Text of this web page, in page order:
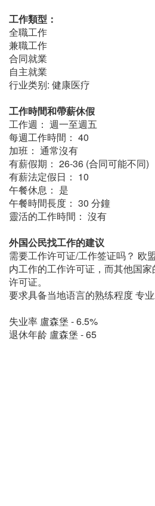
工作類型：
全職工作
兼職工作
合同就業
自主就業
行业类别: 健康医疗
工作時間和帶薪休假
工作週： 週一至週五
每週工作時間： 40
加班： 通常沒有
有薪假期： 26-36 (合同可能不同)
有薪法定假日： 10
午餐休息： 是
午餐時間長度： 30 分鐘
靈活的工作時間： 沒有
外国公民找工作的建议
需要工作许可证/工作签证吗？ 欧
内工作的工作许可证，而其他国
许可证。
要求具备当地语言的熟练程度 专
失业率 盧森堡 - 6.5%
退休年龄 盧森堡 - 65